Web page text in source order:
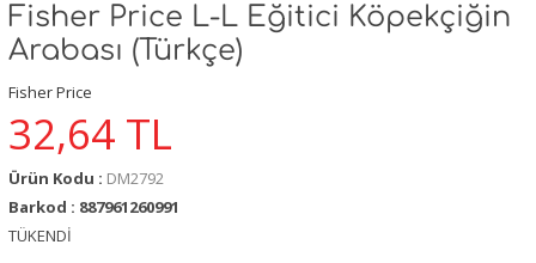
Fisher Price L-L Eğitici Köpekçiğin
Arabası (Türkçe)
Fisher Price
32,64 TL
Ürün Kodu : DM2792
Barkod : 887961260991
TÜKENDİ